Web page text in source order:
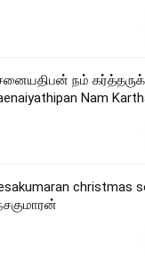
நம்
Nam
christmas